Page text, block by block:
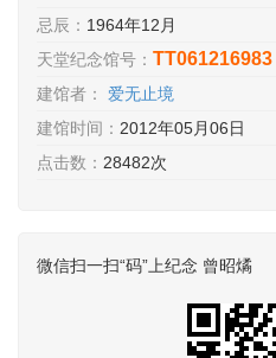
忌辰： 1964年12月
天堂纪念馆号： TT061216983
建馆者：
爱无止境
建馆时间： 2012年05月06日
点击数： 28482次
微信扫一扫“码”上纪念 曾昭燏